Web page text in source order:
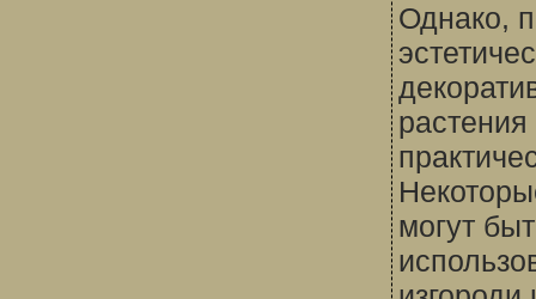
Однако,
могут